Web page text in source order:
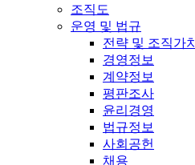
조직도
운영 및 법규
전략 및 조직가치
경영정보
계약정보
평판조사
윤리경영
법규정보
사회공헌
채용